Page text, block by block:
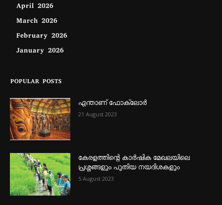
April 2026
March 2026
February 2026
January 2026
POPULAR POSTS
എന്താണ്‌ ഫോക്‌ലോർ
21 August 2023
കേരളത്തിന്റെ കാർഷിക മേഖലയിലെ
പ്രശ്നങ്ങളും പുതിയ നയദിശകളും
5 August 2023